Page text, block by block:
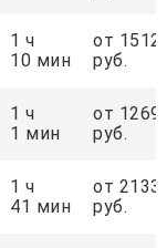
1 ч
10 мин
от 1512
руб.
1 ч
1 мин
от 1269
руб.
1 ч
41 мин
от 2133
руб.